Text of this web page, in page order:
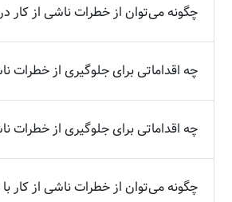
چگونه می‌توان از خطرات ناشی از کار
چه اقداماتی برای جلوگیری از خطرات
چه اقداماتی برای جلوگیری از خطرات
چگونه می‌توان از خطرات ناشی از کار